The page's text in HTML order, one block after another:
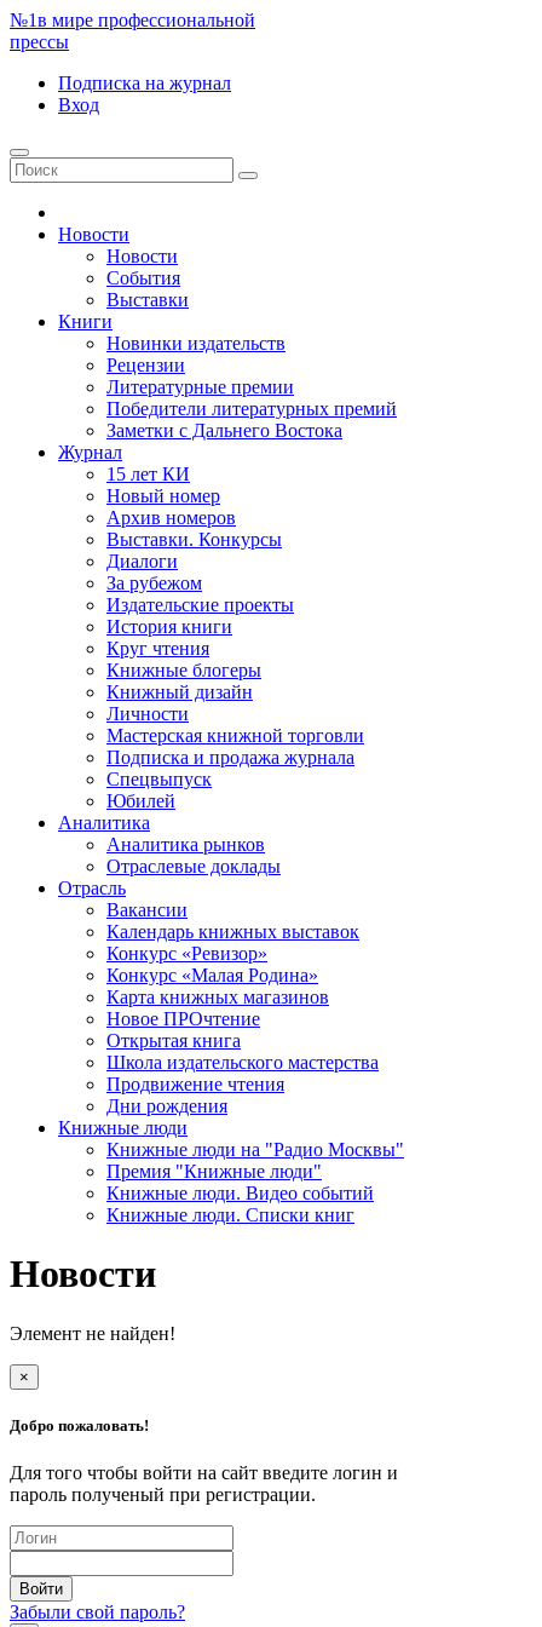
№1в мире профессиональной
прессы
Подписка на журнал
Вход
Новости
Новости
События
Выставки
Книги
Новинки издательств
Рецензии
Литературные премии
Победители литературных премий
Заметки с Дальнего Востока
Журнал
15 лет КИ
Новый номер
Архив номеров
Выставки. Конкурсы
Диалоги
За рубежом
Издательские проекты
История книги
Круг чтения
Книжные блогеры
Книжный дизайн
Личности
Мастерская книжной торговли
Подписка и продажа журнала
Спецвыпуск
Юбилей
Аналитика
Аналитика рынков
Отраслевые доклады
Отрасль
Вакансии
Календарь книжных выставок
Конкурс «Ревизор»
Конкурс «Малая Родина»
Карта книжных магазинов
Новое ПРОчтение
Открытая книга
Школа издательского мастерства
Продвижение чтения
Дни рождения
Книжные люди
Книжные люди на "Радио Москвы"
Премия "Книжные люди"
Книжные люди. Видео событий
Книжные люди. Списки книг
Новости
Элемент не найден!
×
Добро пожаловать!
Для того чтобы войти на сайт введите логин и
пароль полученый при регистрации.
Забыли свой пароль?